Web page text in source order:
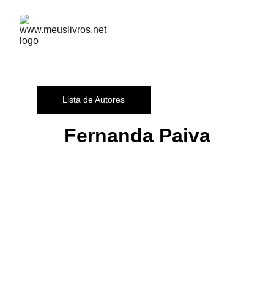
Lista de Autores
Fernanda Paiva